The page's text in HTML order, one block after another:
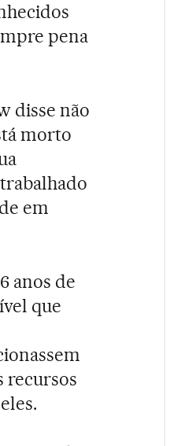
pena
disse não
morto
em
anos de
que
recursos